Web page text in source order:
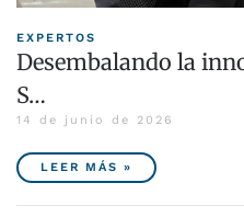
EXPERTOS
Desembalando la
S…
14 de junio de 2026
LEER MÁS »